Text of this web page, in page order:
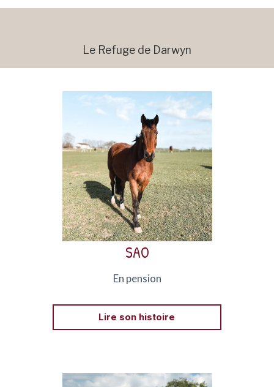
Le Refuge de Darwyn
SAO
En pension
Sao est un hongre né en 2006.
Il faisait partie des chevaux de l’association
Mivido que le refuge de Darwyn a recueillis en
octobre 2019.
Lire son histoire